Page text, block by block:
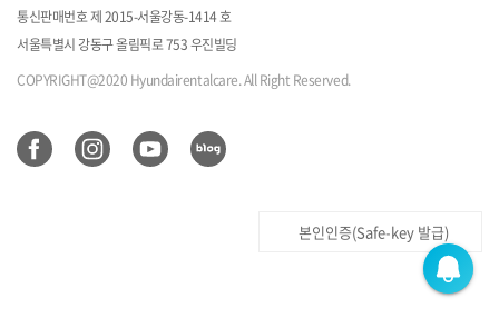
통신판매번호 제 2015-서울강동-1414 호
서울특별시 강동구 올림픽로 753 우진빌딩
COPYRIGHT@2020 Hyundairentalcare. All Right Reserved.
본인인증(Safe-key 발급)